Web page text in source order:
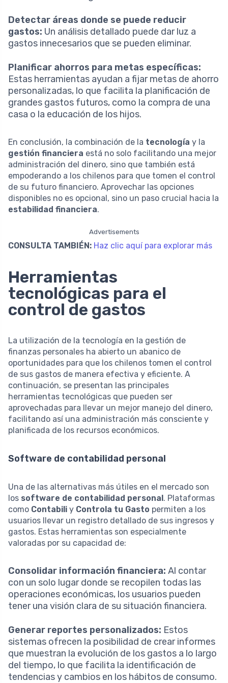
Detectar áreas donde se puede reducir
gastos: Un análisis detallado puede dar luz a
gastos innecesarios que se pueden eliminar.
Planificar ahorros para metas específicas:
Estas herramientas ayudan a fijar metas de ahorro
personalizadas, lo que facilita la planificación de
grandes gastos futuros, como la compra de una
casa o la educación de los hijos.
En conclusión, la combinación de la tecnología y la
gestión financiera está no solo facilitando una mejor
administración del dinero, sino que también está
empoderando a los chilenos para que tomen el control
de su futuro financiero. Aprovechar las opciones
disponibles no es opcional, sino un paso crucial hacia la
estabilidad financiera.
Advertisements
CONSULTA TAMBIÉN: Haz clic aquí para explorar más
Herramientas
tecnológicas para el
control de gastos
La utilización de la tecnología en la gestión de
finanzas personales ha abierto un abanico de
oportunidades para que los chilenos tomen el control
de sus gastos de manera efectiva y eficiente. A
continuación, se presentan las principales
herramientas tecnológicas que pueden ser
aprovechadas para llevar un mejor manejo del dinero,
facilitando así una administración más consciente y
planificada de los recursos económicos.
Software de contabilidad personal
Una de las alternativas más útiles en el mercado son
los software de contabilidad personal. Plataformas
como Contabili y Controla tu Gasto permiten a los
usuarios llevar un registro detallado de sus ingresos y
gastos. Estas herramientas son especialmente
valoradas por su capacidad de:
Consolidar información financiera: Al contar
con un solo lugar donde se recopilen todas las
operaciones económicas, los usuarios pueden
tener una visión clara de su situación financiera.
Generar reportes personalizados: Estos
sistemas ofrecen la posibilidad de crear informes
que muestran la evolución de los gastos a lo largo
del tiempo, lo que facilita la identificación de
tendencias y cambios en los hábitos de consumo.